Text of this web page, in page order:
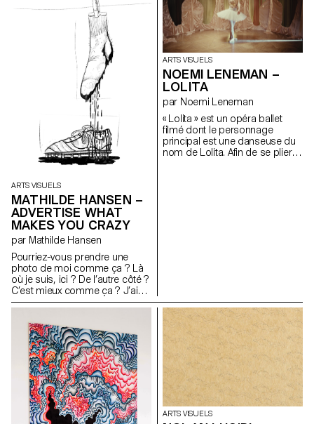
temporaire. Je n’ai pas de
technique particulière, je peins
avec ce que je trouve. Mes
quatre planches ont été
récupérées dans une benne à
ordure et la majorité du matériel
que j’utilise était destiné à être
jeté. Pour mon installation, mes
peintures sont accrochées au
mur, ne révélant que quatre des
peinture acrylique.
ARTS VISUELS
MATHILDE HANSEN –
ADVERTISE WHAT
MAKES YOU CRAZY
par Mathilde Hansen
Pourriez-vous prendre une
photo de moi comme ça ? Là
où je suis, ici ? De l’autre côté ?
C’est mieux comme ça ? J’ai
l’air cool ? Plus sérieuse ou
ok Génial.
ARTS VISUELS
NOEMI LENEMAN –
LOLITA
par Noemi Leneman
« Lolita » est un opéra ballet
filmé dont le personnage
principal est une danseuse du
nom de Lolita. Afin de se plier
pointes. Autour de ce projet,
toute une équipe de jeunes
filles artistes de mon entourage
s’est formée, collaborant
durant plusieurs mois,
essayant de tendre au mieux à
un female gaze.
Chorégraphes : Philomène
Jander et Eva Galmel
Scénographie : Salomé Engel
ARTS VISUELS